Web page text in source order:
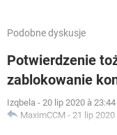
Podobne dyskusje
Potwierdzenie
zablokowanie
Izqbela - 20 lip 2020 à 23:44
MaximCCM - 21 lip 2020